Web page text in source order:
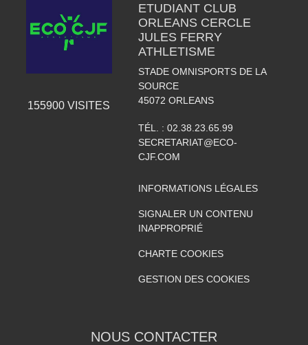
155900 VISITES
ETUDIANT CLUB
ORLEANS CERCLE
JULES FERRY
ATHLETISME
STADE OMNISPORTS DE LA
SOURCE
45072 ORLEANS
TÉL. : 02.38.23.65.99
SECRETARIAT@ECO-
CJF.COM
INFORMATIONS LÉGALES
SIGNALER UN CONTENU
INAPPROPRIÉ
CHARTE COOKIES
GESTION DES COOKIES
NOUS CONTACTER